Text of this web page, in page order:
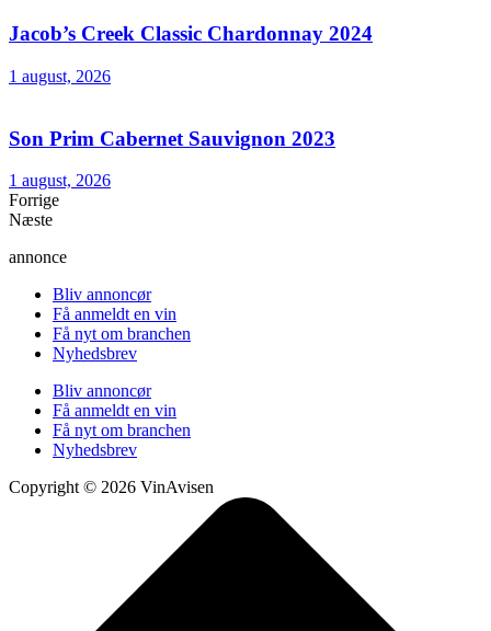
Jacob’s Creek Classic Chardonnay 2024
1 august, 2026
Son Prim Cabernet Sauvignon 2023
1 august, 2026
Forrige
Næste
annonce
Bliv annoncør
Få anmeldt en vin
Få nyt om branchen
Nyhedsbrev
Bliv annoncør
Få anmeldt en vin
Få nyt om branchen
Nyhedsbrev
Copyright © 2026 VinAvisen